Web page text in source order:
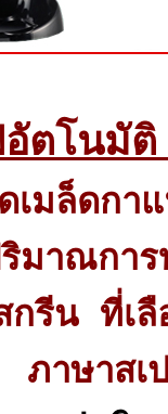
ฟอัตโ
ดเมล็ดก
มาณกา
กรีน ที่เ
ภาษาส